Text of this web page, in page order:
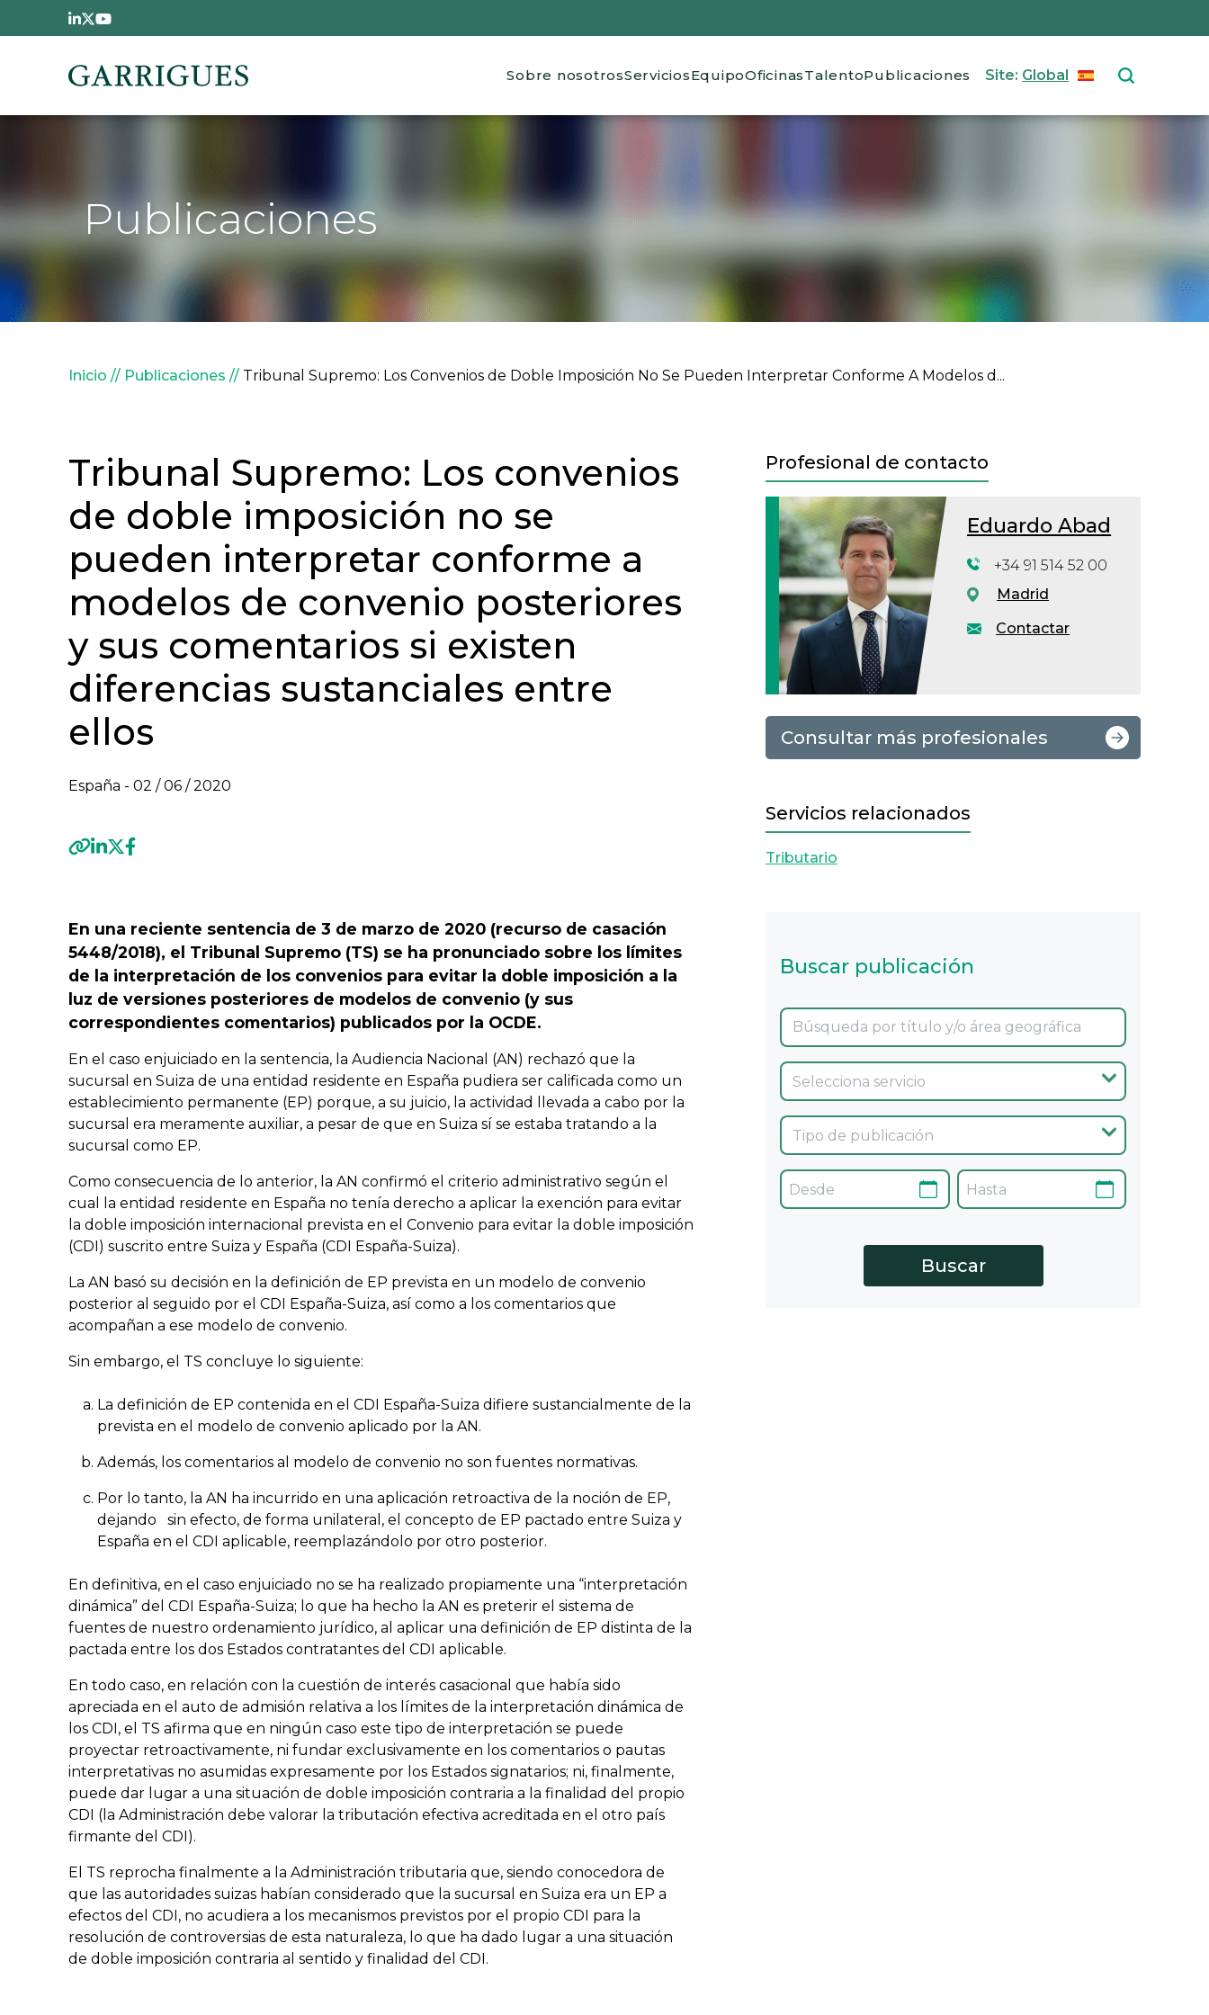
Pasar al contenido principal
Main navigation
Sobre nosotrosServiciosEquipoOficinasTalentoPublicaciones Site: GlobalSelect your
Publicaciones
Sobrescribir enlaces de ayuda a la navegación
Inicio Publicaciones Tribunal Supremo: Los Convenios de Doble Imposición No Se Pueden Interpretar Conforme A Modelos d...
Tribunal Supremo: Los convenios
de doble imposición no se
pueden interpretar conforme a
modelos de convenio posteriores
y sus comentarios si existen
diferencias sustanciales entre
ellos
España - 02 / 06 / 2020
En una reciente sentencia de 3 de marzo de 2020 (recurso de casación
5448/2018), el Tribunal Supremo (TS) se ha pronunciado sobre los límites
de la interpretación de los convenios para evitar la doble imposición a la
luz de versiones posteriores de modelos de convenio (y sus
correspondientes comentarios) publicados por la OCDE.
En el caso enjuiciado en la sentencia, la Audiencia Nacional (AN) rechazó que la
sucursal en Suiza de una entidad residente en España pudiera ser calificada como un
establecimiento permanente (EP) porque, a su juicio, la actividad llevada a cabo por la
sucursal era meramente auxiliar, a pesar de que en Suiza sí se estaba tratando a la
sucursal como EP.
Como consecuencia de lo anterior, la AN confirmó el criterio administrativo según el
cual la entidad residente en España no tenía derecho a aplicar la exención para evitar
la doble imposición internacional prevista en el Convenio para evitar la doble imposición
(CDI) suscrito entre Suiza y España (CDI España-Suiza).
La AN basó su decisión en la definición de EP prevista en un modelo de convenio
posterior al seguido por el CDI España-Suiza, así como a los comentarios que
acompañan a ese modelo de convenio.
Sin embargo, el TS concluye lo siguiente:
La definición de EP contenida en el CDI España-Suiza difiere sustancialmente de la
prevista en el modelo de convenio aplicado por la AN.
Además, los comentarios al modelo de convenio no son fuentes normativas.
Por lo tanto, la AN ha incurrido en una aplicación retroactiva de la noción de EP,
dejando sin efecto, de forma unilateral, el concepto de EP pactado entre Suiza y
España en el CDI aplicable, reemplazándolo por otro posterior.
En definitiva, en el caso enjuiciado no se ha realizado propiamente una “interpretación
dinámica” del CDI España-Suiza; lo que ha hecho la AN es preterir el sistema de
fuentes de nuestro ordenamiento jurídico, al aplicar una definición de EP distinta de la
pactada entre los dos Estados contratantes del CDI aplicable.
En todo caso, en relación con la cuestión de interés casacional que había sido
apreciada en el auto de admisión relativa a los límites de la interpretación dinámica de
los CDI, el TS afirma que en ningún caso este tipo de interpretación se puede
proyectar retroactivamente, ni fundar exclusivamente en los comentarios o pautas
interpretativas no asumidas expresamente por los Estados signatarios; ni, finalmente,
puede dar lugar a una situación de doble imposición contraria a la finalidad del propio
CDI (la Administración debe valorar la tributación efectiva acreditada en el otro país
firmante del CDI).
El TS reprocha finalmente a la Administración tributaria que, siendo conocedora de
que las autoridades suizas habían considerado que la sucursal en Suiza era un EP a
efectos del CDI, no acudiera a los mecanismos previstos por el propio CDI para la
resolución de controversias de esta naturaleza, lo que ha dado lugar a una situación
de doble imposición contraria al sentido y finalidad del CDI.
Profesional de contacto
Eduardo Abad
Contactar
+34 91 514 52 00
Madrid
Consultar más profesionales
Servicios relacionados
Tributario
Buscar publicación